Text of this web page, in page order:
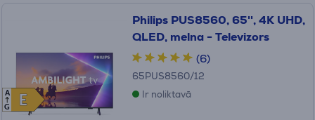
E
E
A
G
Philips PUS8560, 65'', 4K UHD,
QLED, melna - Televizors
(6)
65PUS8560/12
Ir noliktavā